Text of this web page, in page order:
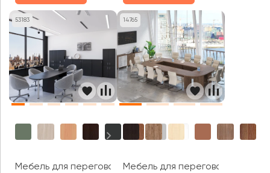
53183
Мебель для переговорных Арго
14765
Мебель для переговорных